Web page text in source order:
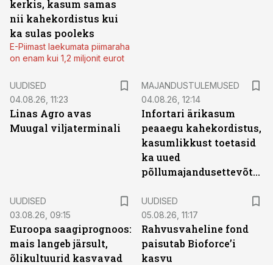
kerkis, kasum samas
nii kahekordistus kui
ka sulas pooleks
E-Piimast laekumata piimaraha
on enam kui 1,2 miljonit eurot
UUDISED
04.08.26, 11:23
Linas Agro avas
Muugal viljaterminali
MAJANDUSTULEMUSED
04.08.26, 12:14
Infortari ärikasum
peaaegu kahekordistus,
kasumlikkust toetasid
ka uued
põllumajandusettevõtted
UUDISED
03.08.26, 09:15
Euroopa saagiprognoos:
mais langeb järsult,
õlikultuurid kasvavad
UUDISED
05.08.26, 11:17
Rahvusvaheline fond
paisutab Bioforce’i
kasvu